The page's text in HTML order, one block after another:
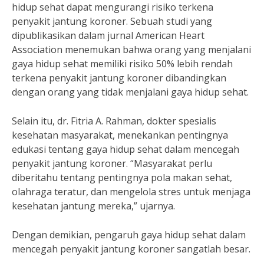
hidup sehat dapat mengurangi risiko terkena
penyakit jantung koroner. Sebuah studi yang
dipublikasikan dalam jurnal American Heart
Association menemukan bahwa orang yang menjalani
gaya hidup sehat memiliki risiko 50% lebih rendah
terkena penyakit jantung koroner dibandingkan
dengan orang yang tidak menjalani gaya hidup sehat.
Selain itu, dr. Fitria A. Rahman, dokter spesialis
kesehatan masyarakat, menekankan pentingnya
edukasi tentang gaya hidup sehat dalam mencegah
penyakit jantung koroner. “Masyarakat perlu
diberitahu tentang pentingnya pola makan sehat,
olahraga teratur, dan mengelola stres untuk menjaga
kesehatan jantung mereka,” ujarnya.
Dengan demikian, pengaruh gaya hidup sehat dalam
mencegah penyakit jantung koroner sangatlah besar.